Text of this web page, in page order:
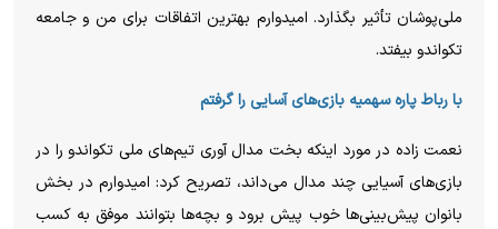
ملی‌پوشان تأثیر بگذارد. امیدوارم بهترین اتفاقات برای من و جامعه
تکواندو بیفتد.
با رباط پاره سهمیه بازی‌های آسایی را گرفتم
نعمت زاده در مورد اینکه بخت مدال آوری تیم‌های ملی تکواندو را در
بازی‌های آسیایی چند مدال می‌داند، تصریح کرد: امیدوارم در بخش
بانوان پیش‌بینی‌ها خوب پیش برود و بچه‌ها بتوانند موفق به کسب